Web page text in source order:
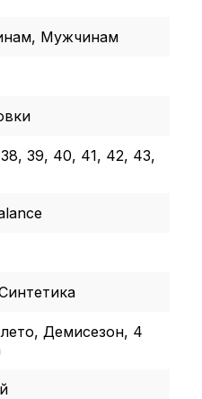
Мужчинам
39, 40, 41, 42, 43,
Демисезон, 4